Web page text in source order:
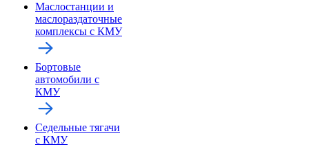
Маслостанции и
маслораздаточные
комплексы с КМУ
Бортовые
автомобили с
КМУ
Седельные тягачи
с КМУ